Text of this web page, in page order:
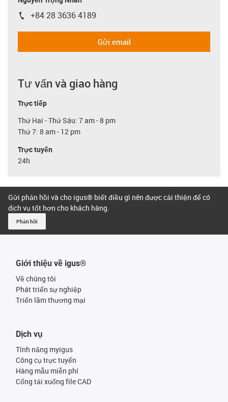
igus-icon-phone
+84 28 3636 4189
Gửi email
Tư vấn và giao hàng
Trực tiếp
Thứ Hai - Thứ Sáu: 7 am - 8 pm
Thứ 7: 8 am - 12 pm
Trực tuyến
24h
Gửi phản hồi và cho igus® biết điều gì nên được cải thiện để có
dịch vụ tốt hơn cho khách hàng.
Phản hồi
Giới thiệu về igus®
Về chúng tôi
Phát triển sự nghiệp
Triển lãm thương mại
Dịch vụ
Tính năng myigus
Công cụ trực tuyến
Hàng mẫu miễn phí
Cổng tải xuống file CAD